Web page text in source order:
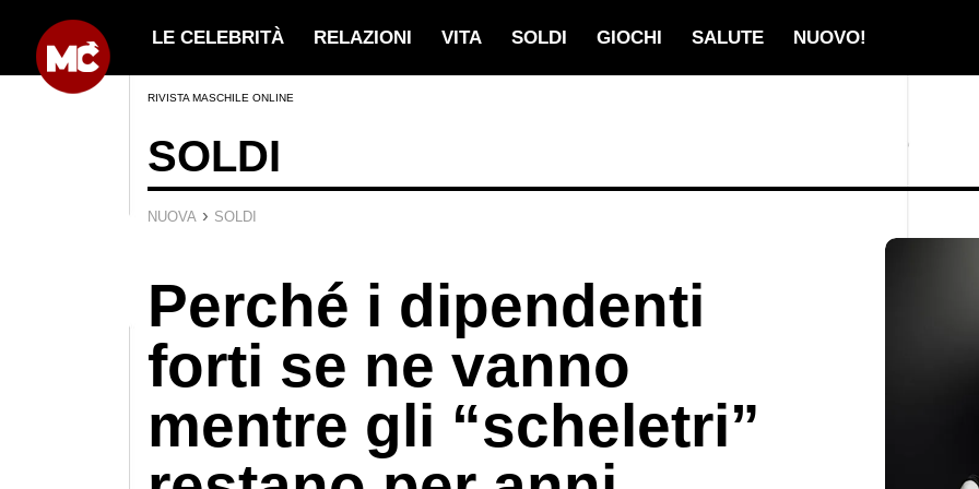
LE CELEBRITÀ RELAZIONI VITA SOLDI GIOCHI SALUTE NUOVO!
RIVISTA MASCHILE ONLINE
SOLDI
NUOVA › SOLDI
Perché i dipendenti
forti se ne vanno
mentre gli “scheletri”